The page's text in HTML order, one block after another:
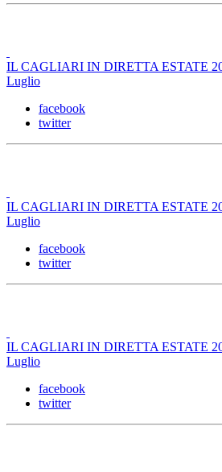
IL CAGLIARI IN DIRETTA ESTATE
Luglio
facebook
twitter
IL CAGLIARI IN DIRETTA ESTATE
Luglio
facebook
twitter
IL CAGLIARI IN DIRETTA ESTATE
Luglio
facebook
twitter